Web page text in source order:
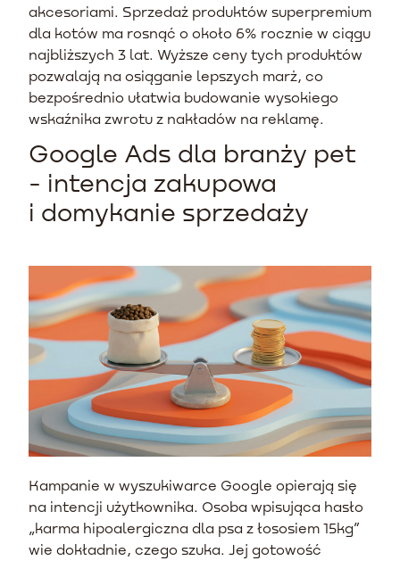
akcesoriami. Sprzedaż produktów superpremium
dla kotów ma rosnąć o około 6% rocznie w ciągu
najbliższych 3 lat. Wyższe ceny tych produktów
pozwalają na osiąganie lepszych marż, co
bezpośrednio ułatwia budowanie wysokiego
wskaźnika zwrotu z nakładów na reklamę.
Google Ads dla branży pet
- intencja zakupowa
i domykanie sprzedaży
Kampanie w wyszukiwarce Google opierają się
na intencji użytkownika. Osoba wpisująca hasło
„karma hipoalergiczna dla psa z łososiem 15kg”
wie dokładnie, czego szuka. Jej gotowość